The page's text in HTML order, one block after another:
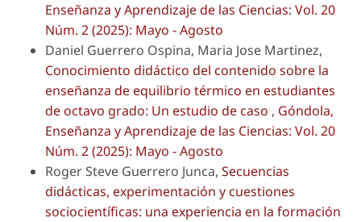
Enseñanza y Aprendizaje de las Ciencias: Vol. 20
Núm. 2 (2025): Mayo - Agosto
Daniel Guerrero Ospina, Maria Jose Martinez,
Conocimiento didáctico del contenido sobre la
enseñanza de equilibrio térmico en estudiantes
de octavo grado: Un estudio de caso , Góndola,
Enseñanza y Aprendizaje de las Ciencias: Vol. 20
Núm. 2 (2025): Mayo - Agosto
Roger Steve Guerrero Junca, Secuencias
didácticas, experimentación y cuestiones
sociocientíficas: una experiencia en la formación